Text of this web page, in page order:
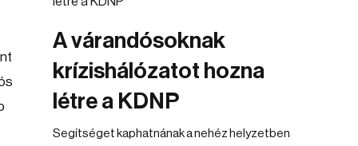
A várandósoknak
krízishálózatot hozna
létre a KDNP
Segítséget kaphatnának a nehéz helyzetben